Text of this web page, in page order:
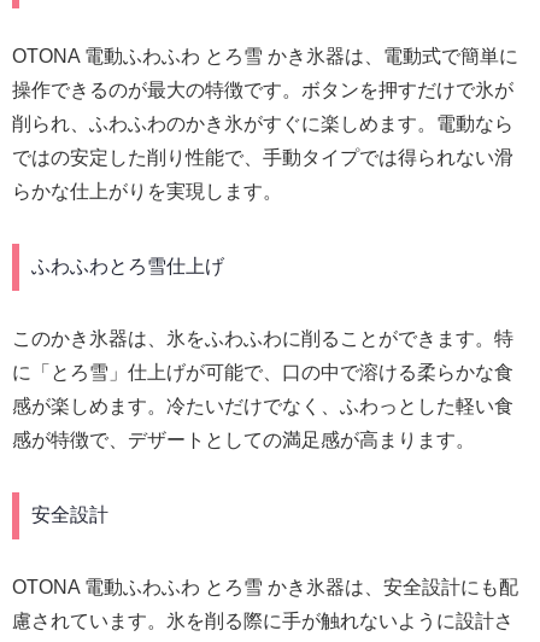
OTONA 電動ふわふわ とろ雪 かき氷器は、電動式で簡単に
操作できるのが最大の特徴です。ボタンを押すだけで氷が
削られ、ふわふわのかき氷がすぐに楽しめます。電動なら
ではの安定した削り性能で、手動タイプでは得られない滑
らかな仕上がりを実現します。
ふわふわとろ雪仕上げ
このかき氷器は、氷をふわふわに削ることができます。特
に「とろ雪」仕上げが可能で、口の中で溶ける柔らかな食
感が楽しめます。冷たいだけでなく、ふわっとした軽い食
感が特徴で、デザートとしての満足感が高まります。
安全設計
OTONA 電動ふわふわ とろ雪 かき氷器は、安全設計にも配
慮されています。氷を削る際に手が触れないように設計さ